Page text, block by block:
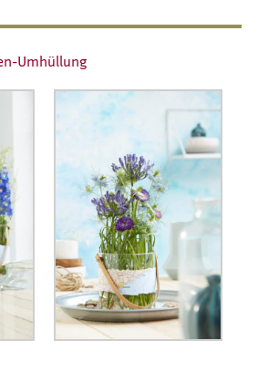
Umhüllung